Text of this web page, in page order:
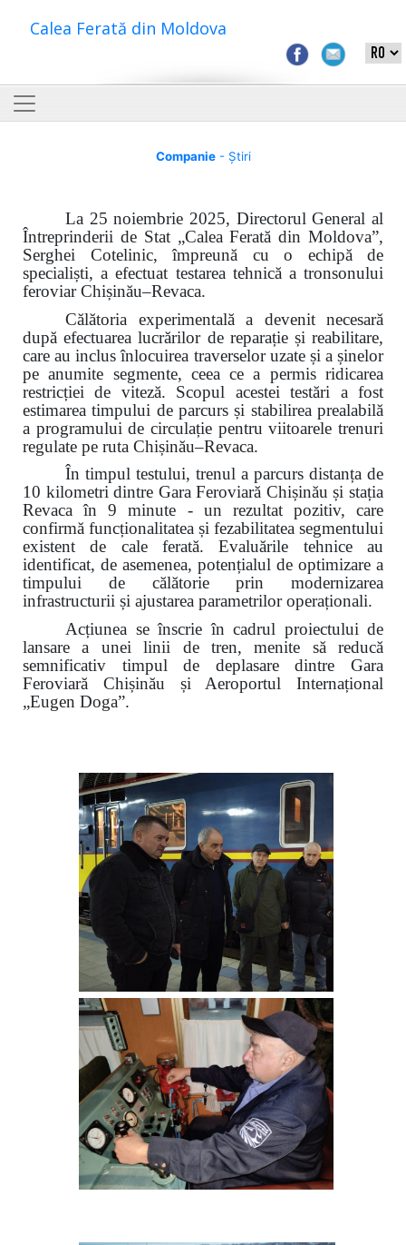
Calea Ferată din Moldova
Companie- Știri
La 25 noiembrie 2025, Directorul General al
Întreprinderii de Stat „Calea Ferată din Moldova”,
Serghei Cotelinic, împreună cu o echipă de
specialiști, a efectuat testarea tehnică a tronsonului
feroviar Chișinău–Revaca.
Călătoria experimentală a devenit necesară
după efectuarea lucrărilor de reparație și reabilitare,
care au inclusînlocuirea traverselor uzate și a șinelor
pe anumite segmente, ceea ce a permis ridicarea
restricției de viteză. Scopul acestei testări a fost
estimarea timpului de parcurs și stabilirea prealabilă
a programului de circulație pentru viitoarele trenuri
regulate pe ruta Chișinău–Revaca.
În timpul testului, trenul a parcurs distanța de
10 kilometri dintre Gara Feroviară Chișinău și stația
Revaca în 9 minute - un rezultat pozitiv, care
confirmă funcționalitatea și fezabilitatea segmentului
existent de cale ferată. Evaluările tehnice au
identificat, de asemenea, potențialul de optimizare a
timpului de călătorie prin modernizarea
infrastructurii și ajustarea parametrilor operaționali.
Acțiunea se înscrie în cadrul proiectului de
lansare a unei linii de tren, menite să reducă
semnificativ timpul de deplasare dintre Gara
Feroviară Chișinău și Aeroportul Internațional
„Eugen Doga”.